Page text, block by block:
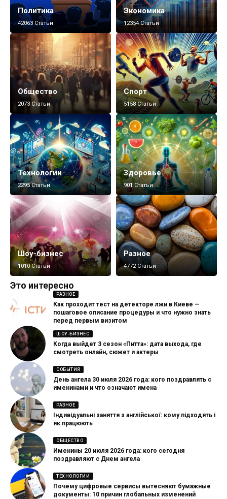
Политика
42063 Статьи
Экономика
12354 Статьи
Общество
2073 Статьи
Спорт
5158 Статьи
Технологии
2295 Статьи
Здоровье
901 Статьи
Шоу-бизнес
1010 Статьи
Разное
4772 Статьи
Это интересно
РАЗНОЕ
Как проходит тест на детекторе лжи в Киеве —
пошаговое описание процедуры и что нужно знать
перед первым визитом
ШОУ-БИЗНЕС
Когда выйдет 3 сезон «Питта»: дата выхода, где
смотреть онлайн, сюжет и актеры
СОБЫТИЯ
День ангела 30 июля 2026 года: кого поздравлять с
именинами и что означают имена
РАЗНОЕ
Індивідуальні заняття з англійської: кому підходять і
як працюють
ОБЩЕСТВО
Именины 20 июля 2026 года: кого сегодня
поздравляют с Днем ангела
ТЕХНОЛОГИИ
Почему цифровые сервисы вытесняют бумажные
документы: 10 причин глобальных изменений